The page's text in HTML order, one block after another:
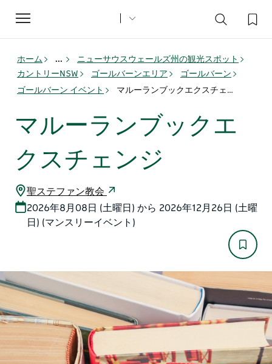
Toggle
navigation
ホーム ...
ニューサウスウェールズ州の観光スポット
カントリーNSW
ゴールバーンエリア
ゴールバーン
ゴールバーン イベント
マルーランブックエクスチェンジ
マルーランブックエ
クスチェンジ
聖ステファン教会
2026年8月08日 (土曜日) から 2026年12月26日 (土曜
日) (マンスリーイベント)